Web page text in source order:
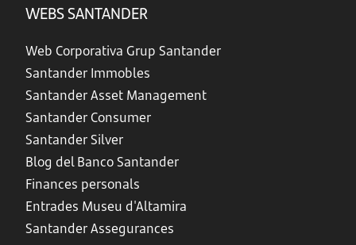
WEBS SANTANDER
Web Corporativa Grup Santander
Santander Immobles
Santander Asset Management
Santander Consumer
Santander Silver
Blog del Banco Santander
Finances personals
Entrades Museu d'Altamira
Santander Assegurances